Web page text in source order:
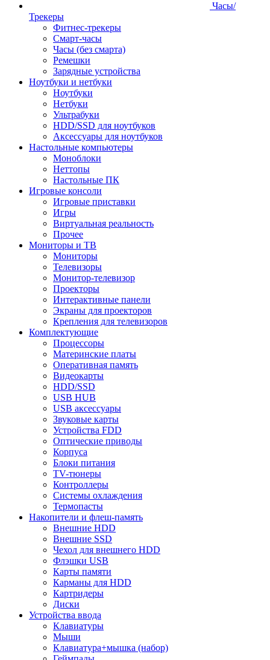
Часы/
Трекеры
Фитнес-трекеры
Смарт-часы
Часы (без смарта)
Ремешки
Зарядные устройства
Ноутбуки и нетбуки
Ноутбуки
Нетбуки
Ультрабуки
HDD/SSD для ноутбуков
Аксессуары для ноутбуков
Настольные компьютеры
Моноблоки
Неттопы
Настольные ПК
Игровые консоли
Игровые приставки
Игры
Виртуальная реальность
Прочее
Мониторы и ТВ
Мониторы
Телевизоры
Монитор-телевизор
Проекторы
Интерактивные панели
Экраны для проекторов
Крепления для телевизоров
Комплектующие
Процессоры
Материнские платы
Оперативная память
Видеокарты
HDD/SSD
USB HUB
USB аксессуары
Звуковые карты
Устройства FDD
Оптические приводы
Корпуса
Блоки питания
TV-тюнеры
Контроллеры
Системы охлаждения
Термопасты
Накопители и флеш-память
Внешние HDD
Внешние SSD
Чехол для внешнего HDD
Флэшки USB
Карты памяти
Карманы для HDD
Картридеры
Диски
Устройства ввода
Клавиатуры
Мыши
Клавиатура+мышка (набор)